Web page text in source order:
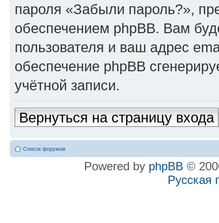
пароля «Забыли пароль?»,
обеспечением phpBB. Вам
пользователя и ваш адрес
обеспечение phpBB
учётной записи.
Вернуться на страницу входа
Список форумов
Powered by phpBB ©
Русская